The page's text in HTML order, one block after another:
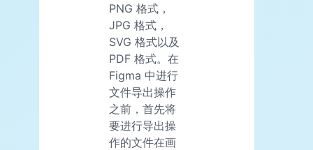
PNG 格式，
JPG 格式，
SVG 格式以及
PDF 格式。在
Figma 中进行
文件导出操作
之前，首先将
要进行导出操
作的文件在画